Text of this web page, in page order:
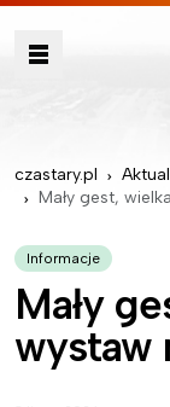
czastary.pl
Mały gest,
Informacje
Mały
wystaw